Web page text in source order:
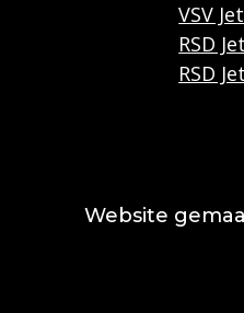
VSV
RSD
RSD
Website